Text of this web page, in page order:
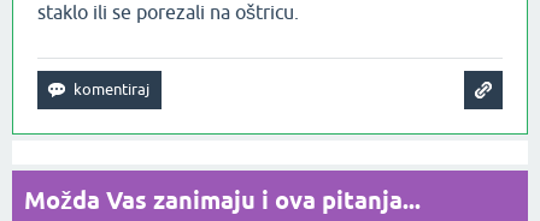
staklo ili se porezali na oštricu.
Možda Vas zanimaju i ova pitanja...